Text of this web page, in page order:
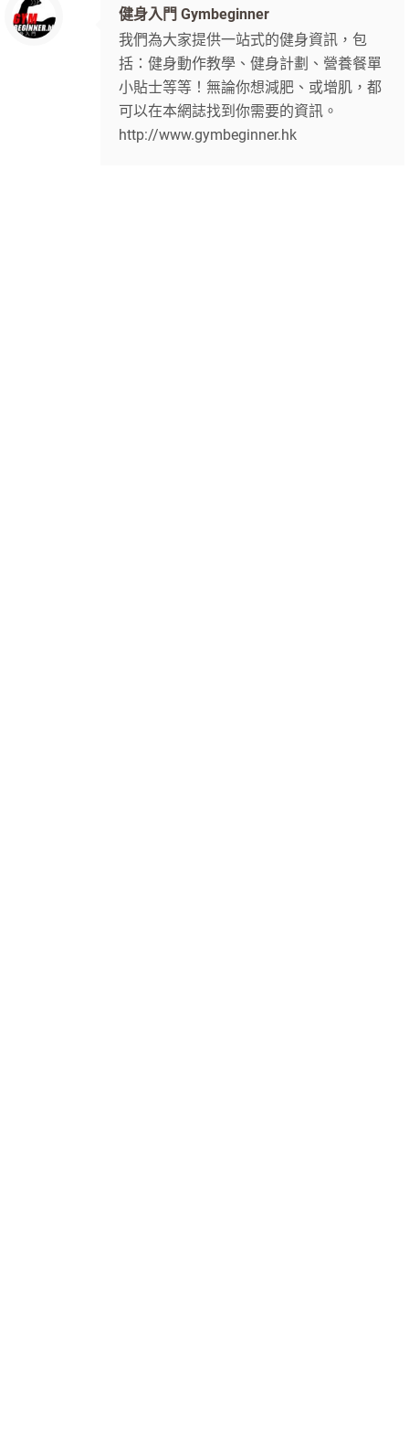
健身入門 Gymbeginner
我們為大家提供一站式的健身資訊，包
括：健身動作教學、健身計劃、營養餐單
小貼士等等！無論你想減肥、或增肌，都
可以在本網誌找到你需要的資訊。
http://www.gymbeginner.hk